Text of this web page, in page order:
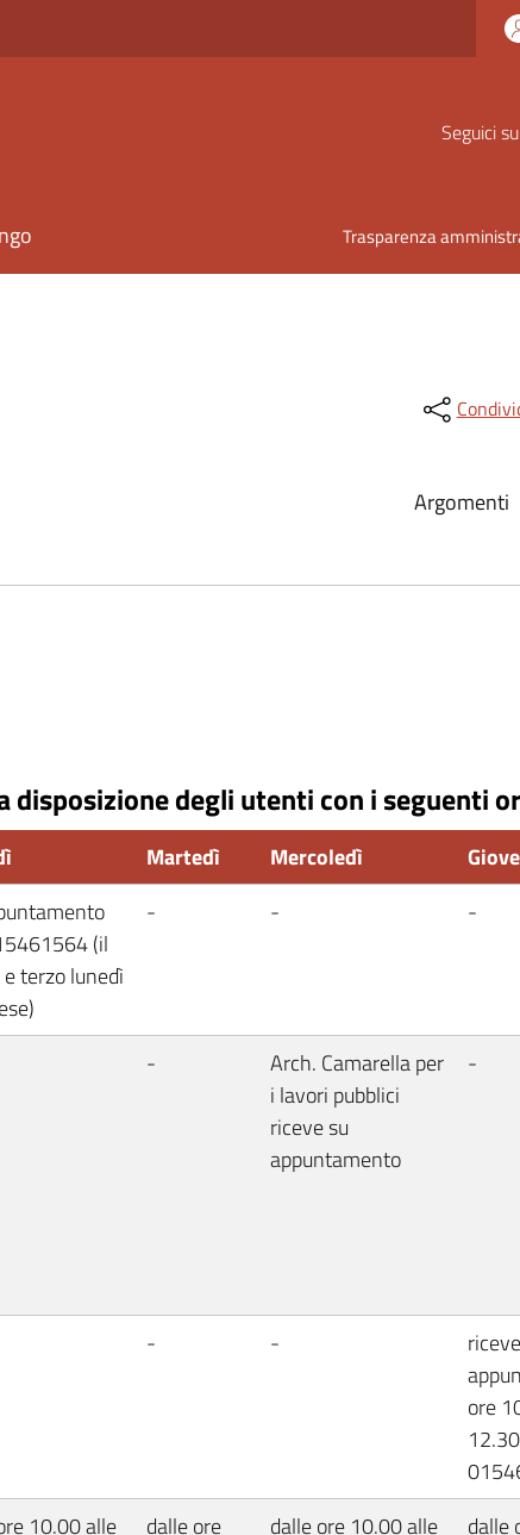
Seguici su
Trasparenza
Argomenti
disposizione degli utenti con i seguenti
Martedì Mercoledì
(il
terzo lunedì
- - -
-
Arch. Camarella per
i lavori pubblici
riceve su
appuntamento
-
- -
ore
10.00 alle
dalle ore
dalle ore 10.00 alle
dalle